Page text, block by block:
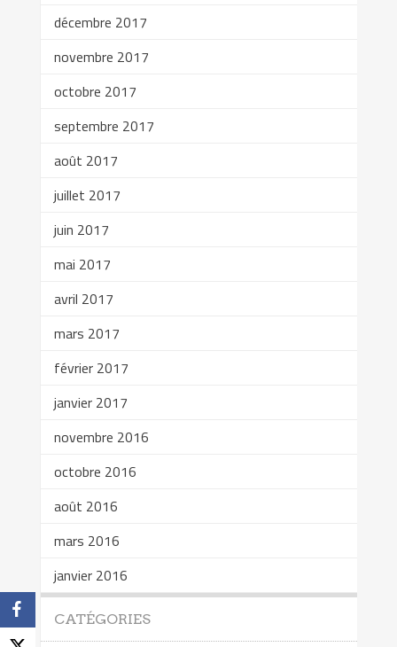
décembre 2017
novembre 2017
octobre 2017
septembre 2017
août 2017
juillet 2017
juin 2017
mai 2017
avril 2017
mars 2017
février 2017
janvier 2017
novembre 2016
octobre 2016
août 2016
mars 2016
janvier 2016
CATÉGORIES